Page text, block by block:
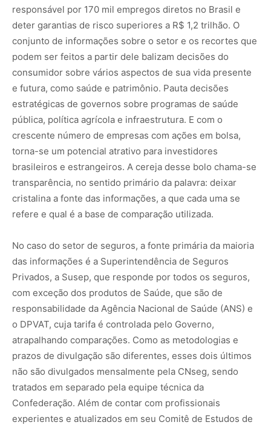
responsável por 170 mil empregos diretos no Brasil e
deter garantias de risco superiores a R$ 1,2 trilhão. O
conjunto de informações sobre o setor e os recortes que
podem ser feitos a partir dele balizam decisões do
consumidor sobre vários aspectos de sua vida presente
e futura, como saúde e patrimônio. Pauta decisões
estratégicas de governos sobre programas de saúde
pública, política agrícola e infraestrutura. E com o
crescente número de empresas com ações em bolsa,
torna-se um potencial atrativo para investidores
brasileiros e estrangeiros. A cereja desse bolo chama-se
transparência, no sentido primário da palavra: deixar
cristalina a fonte das informações, a que cada uma se
refere e qual é a base de comparação utilizada.
No caso do setor de seguros, a fonte primária da maioria
das informações é a Superintendência de Seguros
Privados, a Susep, que responde por todos os seguros,
com exceção dos produtos de Saúde, que são de
responsabilidade da Agência Nacional de Saúde (ANS) e
o DPVAT, cuja tarifa é controlada pelo Governo,
atrapalhando comparações. Como as metodologias e
prazos de divulgação são diferentes, esses dois últimos
não são divulgados mensalmente pela CNseg, sendo
tratados em separado pela equipe técnica da
Confederação. Além de contar com profissionais
experientes e atualizados em seu Comitê de Estudos de